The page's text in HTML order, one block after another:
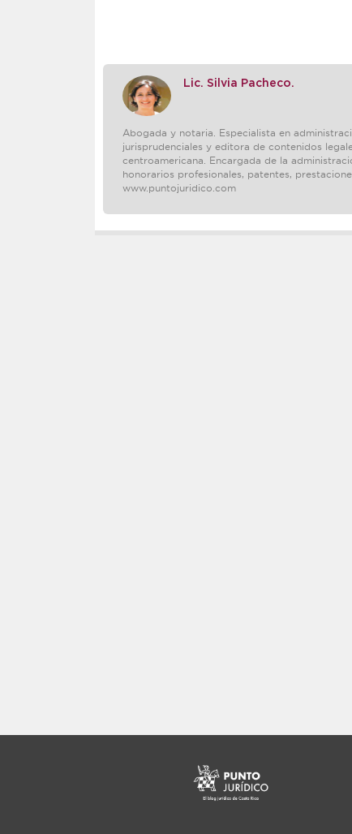
Lic. Silvia Pacheco.
Abogada y notaria. Especialista en
jurisprudenciales y editora de contenidos
centroamericana. Encargada de la
honorarios profesionales, patentes,
www.puntojuridico.com